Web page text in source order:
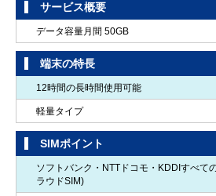
サービス概要
データ容量月間 50GB
端末の特長
12時間の長時間使用可能
軽量タイプ
SIMポイント
ソフトバンク・NTTドコモ・KDDIすべて
ラウドSIM)